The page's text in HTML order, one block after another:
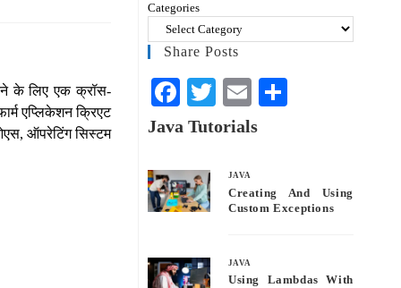
के लिए एक क्रॉस-
एप्लिकेशन क्रिएट
ऑपरेटिंग सिस्टम
Categories
Share Posts
Fa
ce
ok
T
wi
E
m
Java Tutorials
JAVA
Creating And Using
Custom Exceptions
JAVA
Using Lambdas With